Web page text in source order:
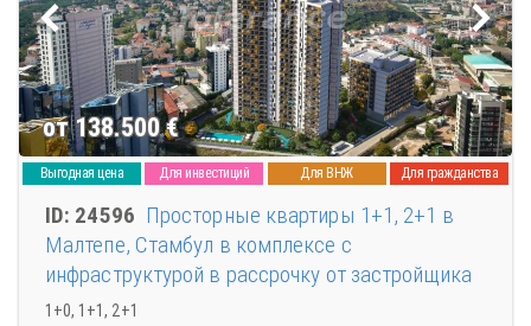
от 138.500€
Выгодная цена Для инвестиций Для ВНЖ Для гражданства
ID: 24596 Просторные квартиры 1+1, 2+1 в
Малтепе, Стамбул в комплексе с
инфраструктурой в рассрочку от застройщика
1+0, 1+1, 2+1